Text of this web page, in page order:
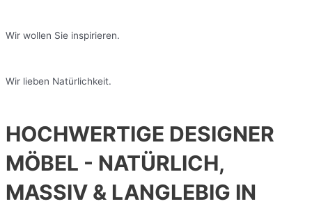
Wir wollen Sie inspirieren.
Wir lieben Natürlichkeit.
HOCHWERTIGE DESIGNER
MÖBEL - NATÜRLICH,
MASSIV & LANGLEBIG IN